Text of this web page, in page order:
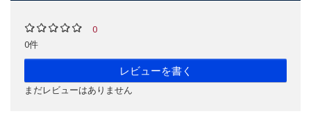
0
0件
レビューを書く
まだレビューはありません